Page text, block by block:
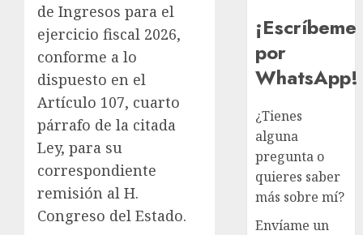
de Ingresos para el
ejercicio fiscal 2026,
conforme a lo
dispuesto en el
Artículo 107, cuarto
párrafo de la citada
Ley, para su
correspondiente
remisión al H.
Congreso del Estado.
¡Escríbeme
por
WhatsApp!
¿Tienes
alguna
pregunta o
quieres saber
más sobre mí?
Envíame un